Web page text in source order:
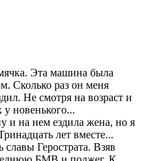
Эта машина была
Сколько раз он меня
Не смотря на возраст и
у новенького...
и на нем ездила жена, но я
лет вместе...
Герострата. Взяв